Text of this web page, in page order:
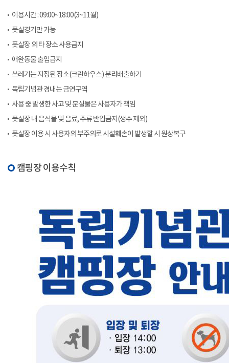
이용시간 : 09:00~18:00(3~11월)
풋살경기만 가능
풋살장 외 타 장소 사용금지
애완동물 출입금지
쓰레기는 지정된 장소(크린하우스) 분리배출하기
독립기념관 경내는 금연구역
사용 중 발생한 사고 및 분실물은 사용자가 책임
풋살장 내 음식물 및 음료, 주류 반입금지(생수 제외)
풋살장 이용 시 사용자의 부주의로 시설훼손이 발생할 시 원상복구
캠핑장 이용수칙